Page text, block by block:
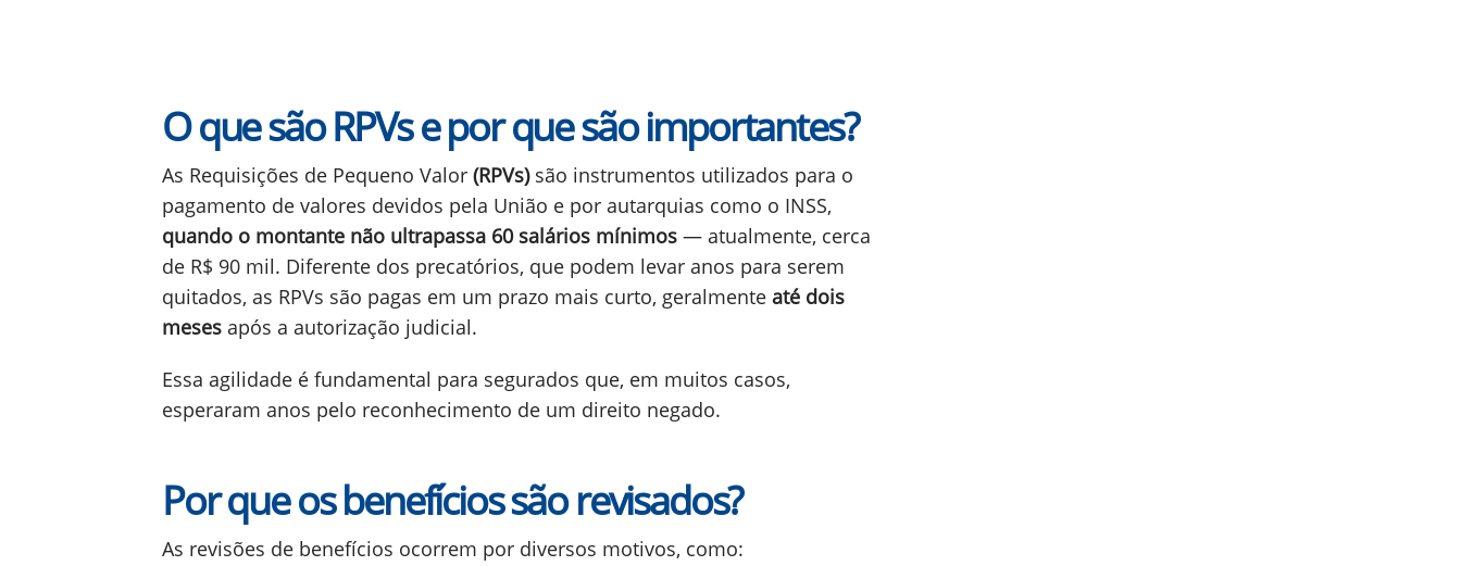
O que são RPVs e por que são importantes?
As Requisições de Pequeno Valor (RPVs)são instrumentos utilizados para o
pagamento de valores devidos pela União e por autarquias como o INSS,
quando o montante não ultrapassa 60 salários mínimos — atualmente, cerca
de R$ 90 mil. Diferente dos precatórios, que podem levar anos para serem
quitados, as RPVs são pagas em um prazo mais curto, geralmente até dois
meses após a autorização judicial.
Essa agilidade é fundamental para segurados que, em muitos casos,
esperaram anos pelo reconhecimento de um direito negado.
Por que os benefícios são revisados?
As revisões de benefícios ocorrem por diversos motivos, como: